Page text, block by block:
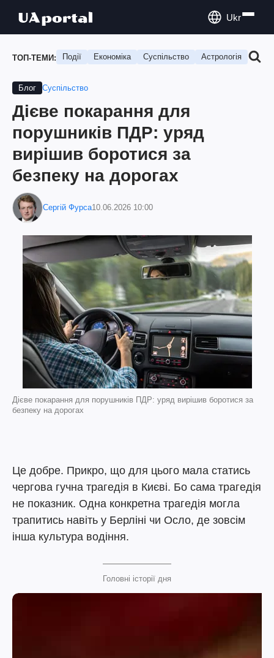
Ukr
ТОП-ТЕМИ: Події Економіка Суспільство Астрологія
Блог Суспільство
Дієве покарання для
порушників ПДР: уряд
вирішив боротися за
безпеку на дорогах
Сергій Фурса10.06.2026 10:00
Дієве покарання для порушників ПДР: уряд вирішив боротися за
безпеку на дорогах
Це добре. Прикро, що для цього мала статись
чергова гучна трагедія в Києві. Бо сама трагедія
не показник. Одна конкретна трагедія могла
трапитись навіть у Берліні чи Осло, де зовсім
інша культура водіння.
Головні історії дня